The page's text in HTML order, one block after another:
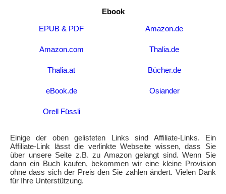
Ebook
EPUB & PDF
Amazon.de
Amazon.com Thalia.de
Thalia.at Bücher.de
eBook.de Osiander
Orell Füssli
Einige der oben gelisteten Links sind Affiliate-Links. Ein
Affiliate-Link lässt die verlinkte Webseite wissen, dass Sie
über unsere Seite z.B. zu Amazon gelangt sind. Wenn Sie
dann ein Buch kaufen, bekommen wir eine kleine Provision
ohne dass sich der Preis den Sie zahlen ändert. Vielen Dank
für Ihre Unterstützung.